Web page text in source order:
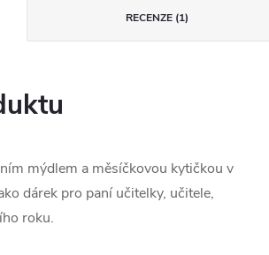
RECENZE (1)
mýdlem a měsíčkovou kytičkou v
dárek pro paní učitelky, učitele,
roku.